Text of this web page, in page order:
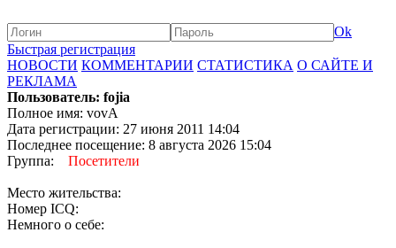
Ok
Быстрая регистрация
НОВОСТИ КОММЕНТАРИИ СТАТИСТИКА О САЙТЕ И
РЕКЛАМА
Пользователь: fojia
Полное имя: vovA
Дата регистрации: 27 июня 2011 14:04
Последнее посещение: 8 августа 2026 15:04
Группа: Посетители
Место жительства:
Номер ICQ:
Немного о себе: